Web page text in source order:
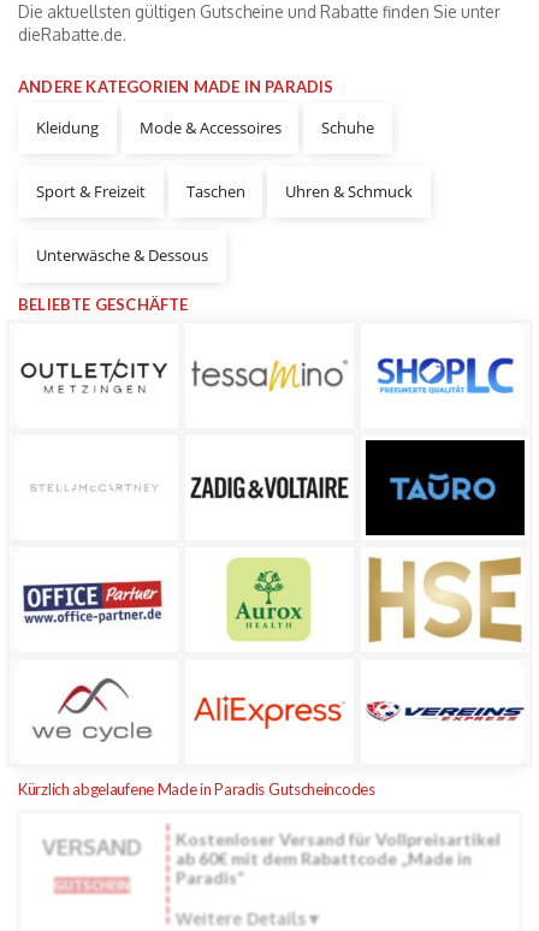
Die aktuellsten gültigen Gutscheine und Rabatte finden Sie unter
dieRabatte.de.
ANDERE KATEGORIEN MADE IN PARADIS
Kleidung Mode & Accessoires Schuhe
Sport & Freizeit Taschen Uhren & Schmuck
Unterwäsche & Dessous
BELIEBTE GESCHÄFTE
Kürzlich abgelaufene Made in Paradis Gutscheincodes
VERSAND
GUTSCHEIN
Kostenloser Versand für Vollpreisartikel
ab 60€ mit dem Rabattcode „Made in
Paradis“
Weitere Details